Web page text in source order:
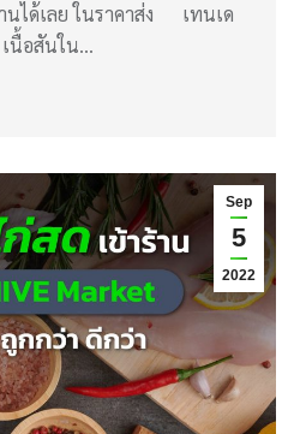
นได้เลย ในราคาส่ง เทนเด
นื้อสันใน…
Sep
5
2022